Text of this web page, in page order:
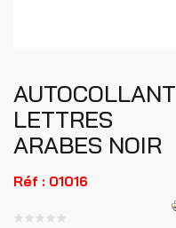
AUTOCOLLANT
LETTRES
ARABES NOIR
Réf : 01016